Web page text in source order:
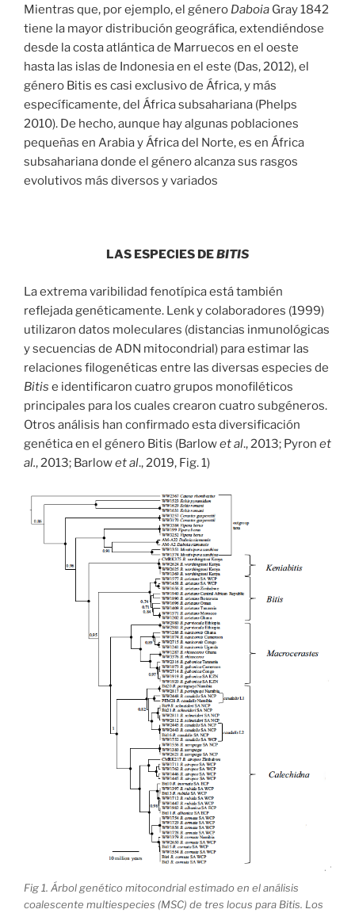
Mientras que, por ejemplo, el género Daboia Gray 1842
tiene la mayor distribución geográfica, extendiéndose
desde la costa atlántica de Marruecos en el oeste
hasta las islas de Indonesia en el este (Das, 2012), el
género Bitis es casi exclusivo de África, y más
específicamente, del África subsahariana (Phelps
2010). De hecho, aunque hay algunas poblaciones
pequeñas en Arabia y África del Norte, es en África
subsahariana donde el género alcanza sus rasgos
evolutivos más diversos y variados
LAS ESPECIES DEBITIS
La extrema varibilidad fenotípica está también
reflejada genéticamente. Lenk y colaboradores (1999)
utilizaron datos moleculares (distancias inmunológicas
y secuencias de ADN mitocondrial) para estimar las
relaciones filogenéticas entre las diversas especies de
Bitis e identificaron cuatro grupos monofiléticos
principales para los cuales crearon cuatro subgéneros.
Otros análisis han confirmado esta diversificación
genética en el género Bitis (Barlowet al., 2013; Pyron et
al., 2013; Barlowet al., 2019, Fig. 1)
Fig 1. Árbol genético mitocondrial estimado en el análisis
coalescente multiespecies (MSC) de tres locus para Bitis. Los